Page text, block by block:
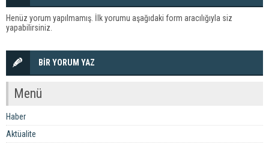
Henüz yorum yapılmamış. İlk yorumu aşağıdaki form aracılığıyla siz
yapabilirsiniz.
BİR YORUM YAZ
Menü
Haber
Aktüalite